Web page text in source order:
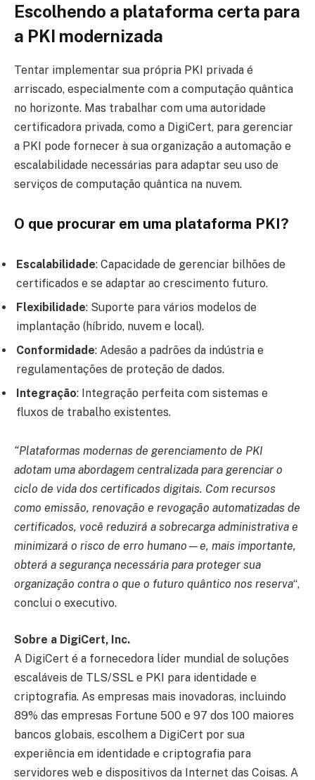
Escolhendo a plataforma certa para
a PKI modernizada
Tentar implementar sua própria PKI privada é
arriscado, especialmente com a computação quântica
no horizonte. Mas trabalhar com uma autoridade
certificadora privada, como a DigiCert, para gerenciar
a PKI pode fornecer à sua organização a automação e
escalabilidade necessárias para adaptar seu uso de
serviços de computação quântica na nuvem.
O que procurar em uma plataforma PKI?
Escalabilidade: Capacidade de gerenciar bilhões de
certificados e se adaptar ao crescimento futuro.
Flexibilidade: Suporte para vários modelos de
implantação (híbrido, nuvem e local).
Conformidade: Adesão a padrões da indústria e
regulamentações de proteção de dados.
Integração: Integração perfeita com sistemas e
fluxos de trabalho existentes.
“Plataformas modernas de gerenciamento de PKI
adotam uma abordagem centralizada para gerenciar o
ciclo de vida dos certificados digitais. Com recursos
como emissão, renovação e revogação automatizadas de
certificados, você reduzirá a sobrecarga administrativa e
minimizará o risco de erro humano—e, mais importante,
obterá a segurança necessária para proteger sua
organização contra o que o futuro quântico nos reserva“,
conclui o executivo.
Sobre a DigiCert, Inc.
A DigiCert é a fornecedora líder mundial de soluções
escaláveis de TLS/SSL e PKI para identidade e
criptografia. As empresas mais inovadoras, incluindo
89% das empresas Fortune 500 e 97 dos 100 maiores
bancos globais, escolhem a DigiCert por sua
experiência em identidade e criptografia para
servidores web e dispositivos da Internet das Coisas. A